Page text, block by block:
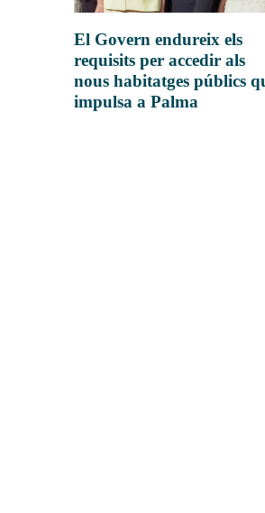
El Govern endureix els
requisits per accedir als
nous habitatges públics
impulsa a Palma